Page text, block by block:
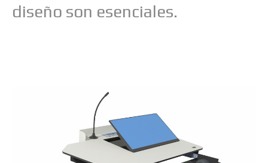
diseño son esenciales.